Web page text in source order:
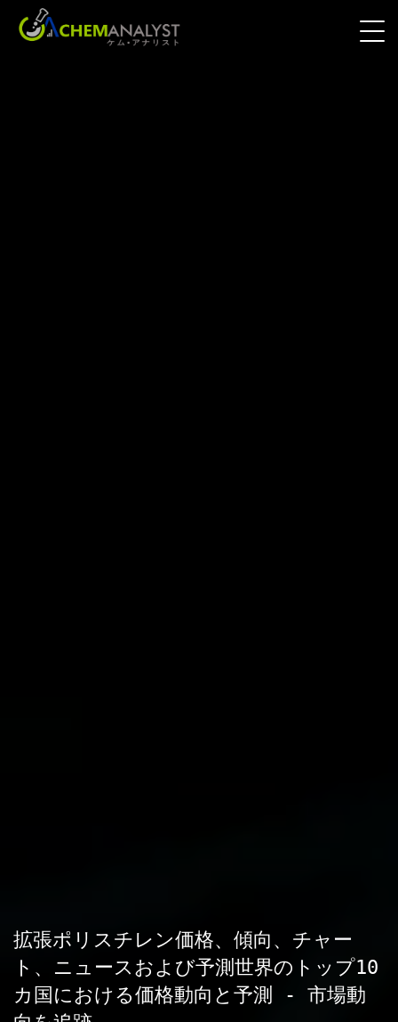
拡張ポリスチレン価格、傾向、チャー
ト、ニュースおよび予測世界のトップ10
カ国における価格動向と予測 - 市場動